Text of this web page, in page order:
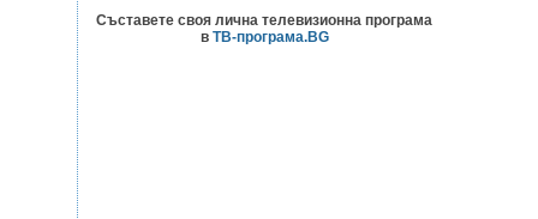
Съставете своя лична телевизионна програма
в ТВ-програма.BG